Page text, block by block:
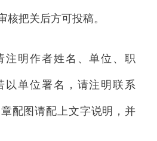
核把关后方可投稿。
明作者姓名、单位、职
以单位署名，请注明联系
配图请配上文字说明，并